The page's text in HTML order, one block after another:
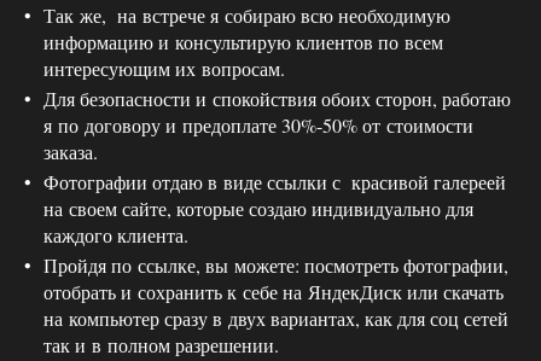
Так же, на встрече я собираю всю необходимую
информацию и консультирую клиентов по всем
интересующим их вопросам.
Для безопасности и спокойствия обоих сторон, работаю
я по договору и предоплате 30%-50% от стоимости
заказа.
Фотографии отдаю в виде ссылки с красивой галереей
на своем сайте, которые создаю индивидуально для
каждого клиента.
Пройдя по ссылке, вы можете: посмотреть фотографии,
отобрать и сохранить к себе на ЯндекДиск или скачать
на компьютер сразу в двух вариантах, как для соц сетей
так и в полном разрешении.